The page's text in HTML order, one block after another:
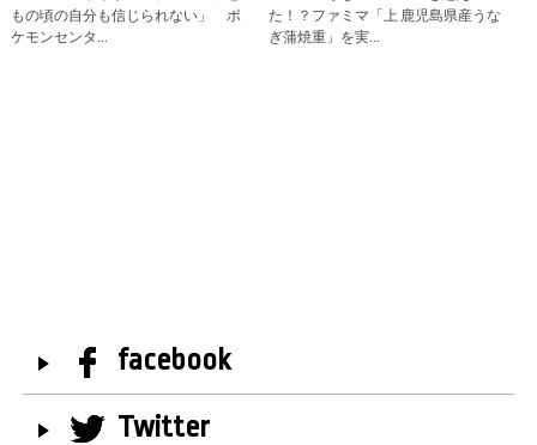
もの頃の自分も信じられない」 ポ
ケモンセンタ…
た！？ファミマ「上 鹿児島県産うな
ぎ蒲焼重」を実…
facebook
Twitter